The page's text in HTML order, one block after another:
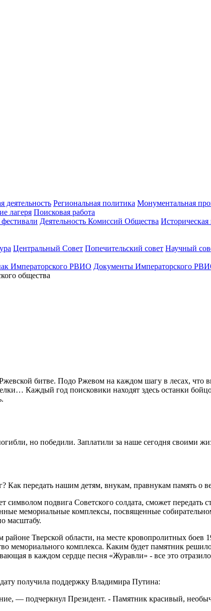
деятельность Региональная политика Монументальная
лагеря Поисковая работа
Деятельность Комиссий Общества Историческая
Центральный Совет Попечительский совет Научный
Императорского РВИО Документы Императорского
общества
битве. Подо Ржевом на каждом шагу в лесах, что
Каждый год поисковики находят здесь останки
но победили. Заплатили за наше сегодня своими
Как передать нашим детям, внукам, правнукам память
символом подвига Советского солдата, сможет
мемориальные комплексы, посвященные
масштабу.
районе Тверской области, на месте кровопролитных
мемориального комплекса. Каким будет памятник
в каждом сердце песня «Журавли» - все это
получила поддержку Владимира Путина:
— подчеркнул Президент. - Памятник красивый,